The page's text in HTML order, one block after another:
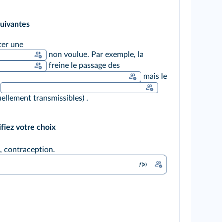
une
non voulue. Par exemple, la
freine le passage des
mais le
transmissibles) .
votre choix
contraception.